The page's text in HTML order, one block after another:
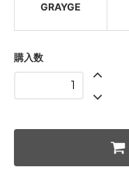
GRAYGE
購入数